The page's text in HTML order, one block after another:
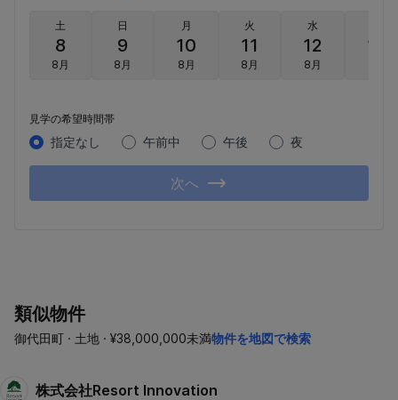
土
8
8月
日
9
8月
月
10
8月
火
11
8月
水
12
8月
13
見学の希望時間帯
指定なし 午前中 午後 夜
次へ
類似物件
御代田町 · 土地 · ¥38,000,000未満物件を地図で検索
株式会社Resort Innovation